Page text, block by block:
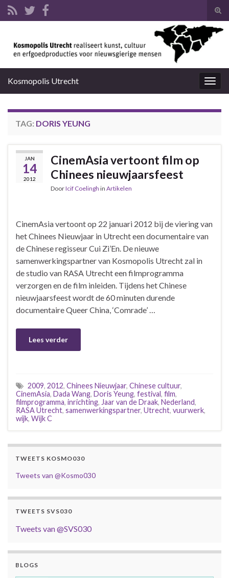
Kosmopolis Utrecht
TAG: DORIS YEUNG
JAN
14
2012
CinemAsia vertoont film op
Chinees nieuwjaarsfeest
DoorIcif Coelingh in Artikelen
CinemAsia vertoont op 22 januari 2012 bij de viering van
het Chinees Nieuwjaar in Utrecht een documentaire van
de Chinese regisseur Cui Zi’En. De nieuwe
samenwerkingspartner van Kosmopolis Utrecht zal in
de studio van RASA Utrecht een filmprogramma
verzorgen en de film inleiden. Tijdens het Chinese
nieuwjaarsfeest wordt de 60 minuten durende
documentaire Queer China, ‘Comrade’ …
Lees verder
2009, 2012, Chinees Nieuwjaar, Chinese cultuur,
CinemAsia, Dada Wang, Doris Yeung, festival, film,
filmprogramma, inrichting, Jaar van de Draak, Nederland,
RASA Utrecht, samenwerkingspartner, Utrecht, vuurwerk,
wijk, Wijk C
TWEETS KOSMO030
Tweets van @Kosmo030
TWEETS SVS030
Tweets van @SVS030
BLOGS